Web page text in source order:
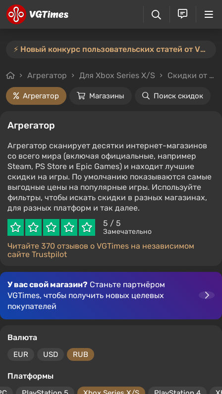
⚡️ Новый конкурс пользовательских статей от VGTimes — участвуйте тут ⚡️
Агрегатор Для Xbox Series X/S Скидки от 70%
Агрегатор Магазины Поиск скидок
Агрегатор
Агрегатор сканирует десятки интернет-магазинов
со всего мира (включая официальные, например
Steam, PS Store и Epic Games) и находит лучшие
скидки на игры. По умолчанию показываются самые
выгодные цены на популярные игры. Используйте
фильтры, чтобы искать скидки в разных магазинах,
для разных платформ и так далее.
5 / 5
Замечательно
Читайте 370 отзывов о VGTimes на независимом
сайте Trustpilot
У вас свой магазин? Станьте партнёром
VGTimes, чтобы получить новых целевых
покупателей
Валюта
EUR USD RUB
Платформы